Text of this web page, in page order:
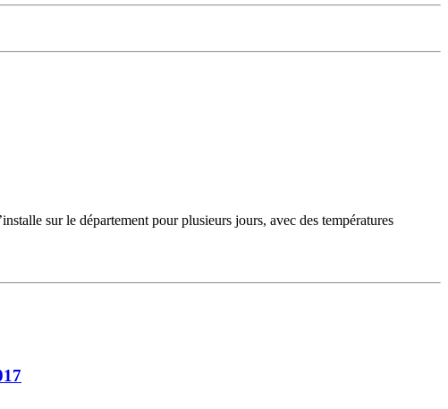
sur le département pour plusieurs jours, avec des températures